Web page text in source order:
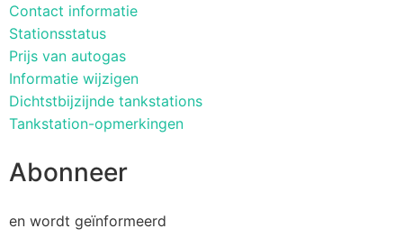
Contact informatie
Stationsstatus
Prijs van autogas
Informatie wijzigen
Dichtstbijzijnde tankstations
Tankstation-opmerkingen
Abonneer
en wordt geïnformeerd